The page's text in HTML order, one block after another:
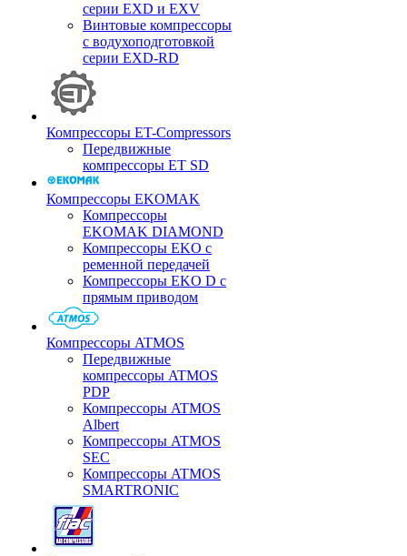
серии EXD и EXV
Винтовые компрессоры
с водухоподготовкой
серии EXD-RD
Компрессоры ET-Compressors
Передвижные
компрессоры ET SD
Компрессоры EKOMAK
Компрессоры
EKOMAK DIAMOND
Компрессоры EKO c
ременной передачей
Компрессоры EKO D с
прямым приводом
Компрессоры ATMOS
Передвижные
компрессоры ATMOS
PDP
Компрессоры ATMOS
Albert
Компрессоры ATMOS
SEC
Компрессоры ATMOS
SMARTRONIC